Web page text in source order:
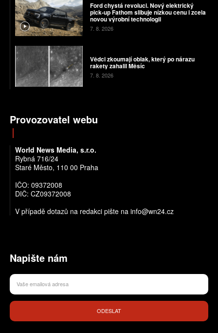
Ford chystá revoluci. Nový elektrický
pick-up Fathom slibuje nízkou cenu i zcela
novou výrobní technologii
7. 8. 2026
Vědci zkoumají oblak, který po nárazu
rakety zahalil Měsíc
7. 8. 2026
Provozovatel webu
World News Media, s.r.o.
Rybná 716/24
Staré Město, 110 00 Praha
IČO: 09372008
DIČ: CZ09372008
V případě dotazů na redakci pište na info@wn24.cz
Napište nám
ODESLAT